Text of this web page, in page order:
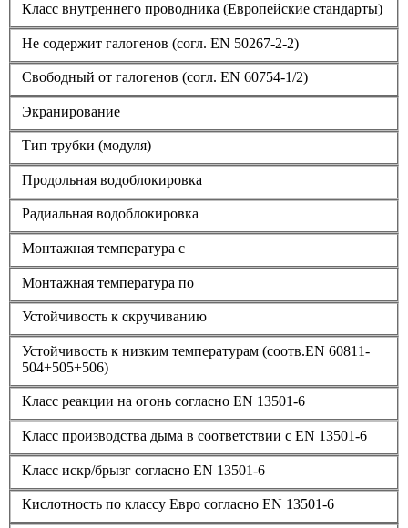
Класс внутреннего проводника (Европейские стандарты)
Не содержит галогенов (согл. EN 50267-2-2)
Свободный от галогенов (согл. EN 60754-1/2)
Экранирование
Тип трубки (модуля)
Продольная водоблокировка
Радиальная водоблокировка
Монтажная температура с
Монтажная температура по
Устойчивость к скручиванию
Устойчивость к низким температурам (соотв.EN 60811-
504+505+506)
Класс реакции на огонь согласно EN 13501-6
Класс производства дыма в соответствии с EN 13501-6
Класс искр/брызг согласно EN 13501-6
Кислотность по классу Евро согласно EN 13501-6